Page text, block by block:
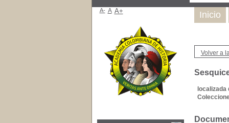
Volver a
localizada
Inicio
A- A A+